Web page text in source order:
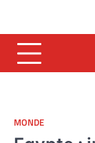
content
MONDE